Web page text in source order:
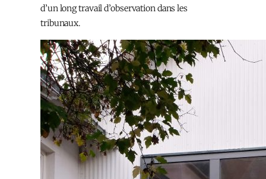
d’un long travail d’observation dans les
tribunaux.